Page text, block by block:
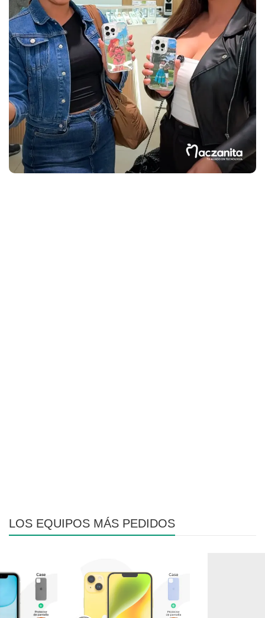
LOS EQUIPOS MÁS PEDIDOS